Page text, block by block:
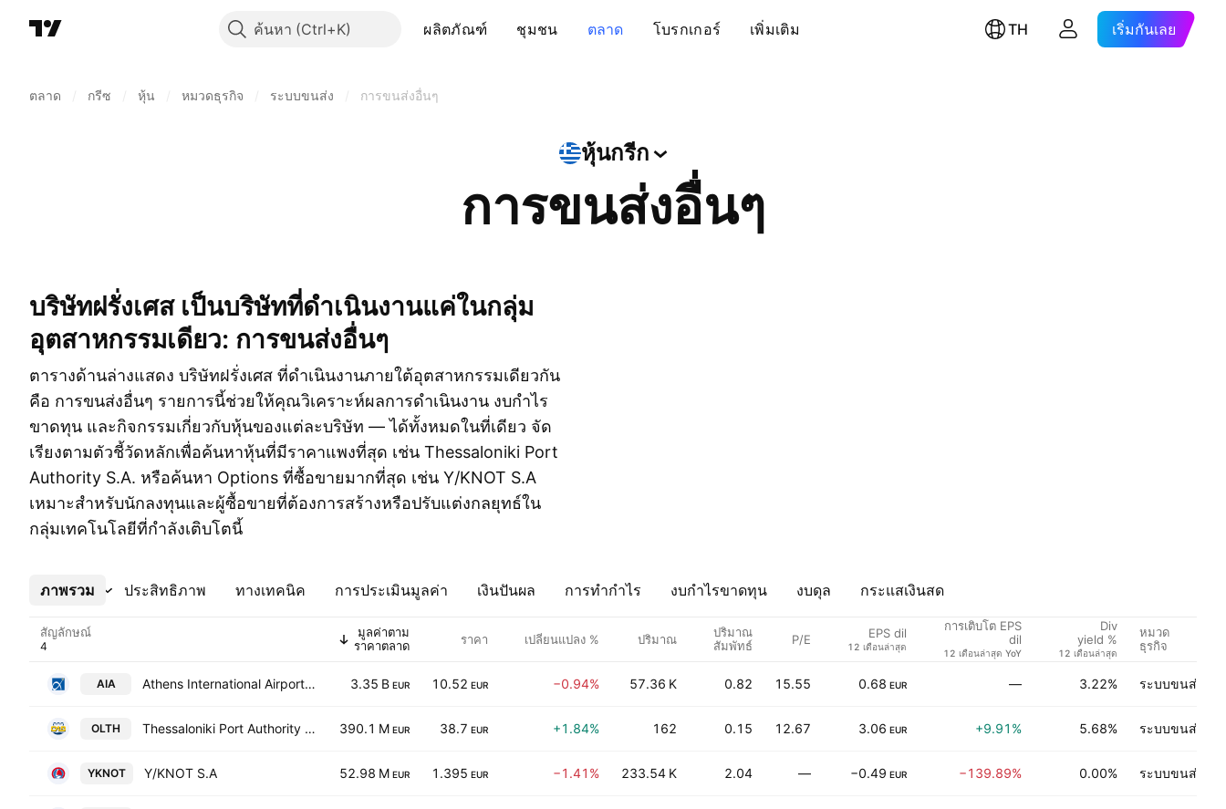
ค้นหา ผลิตภัณฑ์ ชุมชน ตลาด โบรกเกอร์ เพิ่มเติม TH เริ่มกันเลย
ตลาด กรีซ หุ้น หมวดธุรกิจ ระบบขนส่ง การขนส่งอื่นๆ
หุ้นกรีก
การขนส่งอื่นๆ
บริษัทฝรั่งเศส เป็นบริษัทที่ดำเนินงานแค่ในกลุ่ม
อุตสาหกรรมเดียว: การขนส่งอื่นๆ
ตารางด้านล่างแสดง บริษัทฝรั่งเศส ที่ดำเนินงานภายใต้อุตสาหกรรมเดียวกัน
คือ การขนส่งอื่นๆ รายการนี้ช่วยให้คุณวิเคราะห์ผลการดำเนินงาน งบกำไร
ขาดทุน และกิจกรรมเกี่ยวกับหุ้นของแต่ละบริษัท — ได้ทั้งหมดในที่เดียว จัด
เรียงตามตัวชี้วัดหลักเพื่อค้นหาหุ้นที่มีราคาแพงที่สุด เช่น Thessaloniki Port
Authority S.A. หรือค้นหา Options ที่ซื้อขายมากที่สุด เช่น Y/KNOT S.A
เหมาะสำหรับนักลงทุนและผู้ซื้อขายที่ต้องการสร้างหรือปรับแต่งกลยุทธ์ใน
กลุ่มเทคโนโลยีที่กำลังเติบโตนี้
ภาพรวม ประสิทธิภาพ ทางเทคนิค การประเมินมูลค่า เงินปันผล การทำกำไร งบกำไรขาดทุน งบดุล กระแสเงินสด
เพิ่มเติม
สัญลักษณ์
มูลค่าตาม
ราคาตลาด
ราคา เปลี่ยนแปลง % ปริมาณ
ปริมาณ
สัมพัทธ์
P/E EPS dil
12 เดือนล่าสุด
การเติบโต EPS
dil
12 เดือนล่าสุด YoY
Div
yield %
12 เดือนล่าสุด
หมวด
ธุรกิจ
AIA Athens International Airport S.A 3.35 B EUR 10.52 EUR −0.94% 57.36 K 0.82 15.55 0.68 EUR — 3.22% ระบบขนส่ง
OLTH Thessaloniki Port Authority S.A. 390.1 M EUR 38.7 EUR +1.84% 162 0.15 12.67 3.06 EUR +9.91% 5.68% ระบบขนส่ง
YKNOT Y/KNOT S.A 52.98 M EUR 1.395 EUR −1.41% 233.54 K 2.04 — −0.49 EUR −139.89% 0.00% ระบบขนส่ง